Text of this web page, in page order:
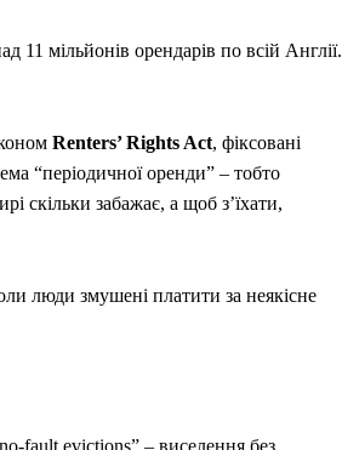
11 мільйонів орендарів по всій Англії.
Renters’ Rights Act, фіксовані
“періодичної оренди” – тобто
скільки забажає, а щоб з’їхати,
люди змушені платити за неякісне
fault evictions” – виселення без